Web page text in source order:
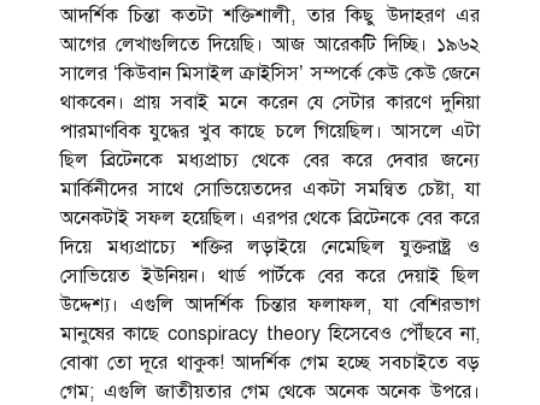
আদর্শিক চিন্তা কতটা শক্তিশালী, তার কিছু উদাহরণ এর
আগের লেখাগুলিতে দিয়েছি। আজ আরেকটি দিচ্ছি। ১৯৬২
সালের ‘কিউবান মিসাইল ক্রাইসিস’ সম্পর্কে কেউ কেউ জেনে
থাকবেন। প্রায় সবাই মনে করেন যে সেটার কারণে দুনিয়া
পারমাণবিক যুদ্ধের খুব কাছে চলে গিয়েছিল। আসলে এটা
ছিল ব্রিটেনকে মধ্যপ্রাচ্য থেকে বের করে দেবার জন্যে
মার্কিনীদের সাথে সোভিয়েতদের একটা সমন্বিত চেষ্টা, যা
অনেকটাই সফল হয়েছিল। এরপর থেকে ব্রিটেনকে বের করে
দিয়ে মধ্যপ্রাচ্যে শক্তির লড়াইয়ে নেমেছিল যুক্তরাষ্ট্র ও
সোভিয়েত ইউনিয়ন। থার্ড পার্টকে বের করে দেয়াই ছিল
উদ্দেশ্য। এগুলি আদর্শিক চিন্তার ফলাফল, যা বেশিরভাগ
মানুষের কাছে conspiracy theory হিসেবেও পৌঁছবে না,
বোঝা তো দূরে থাকুক! আদর্শিক গেম হচ্ছে সবচাইতে বড়
গেম; এগুলি জাতীয়তার গেম থেকে অনেক অনেক উপরে।